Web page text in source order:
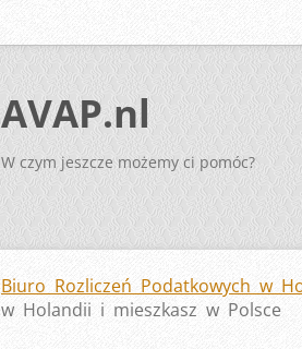
AVAP.nl
W czym jeszcze możemy ci pomóc?
Biuro Rozliczeń Podatkowych w
w Holandii i mieszkasz w Polsce